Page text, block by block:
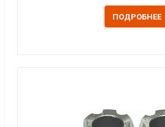
ПОДРОБНЕЕ